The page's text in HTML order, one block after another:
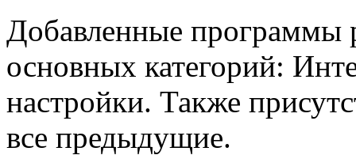
Добавленные программы
основных категорий:
настройки. Также
все предыдущие.